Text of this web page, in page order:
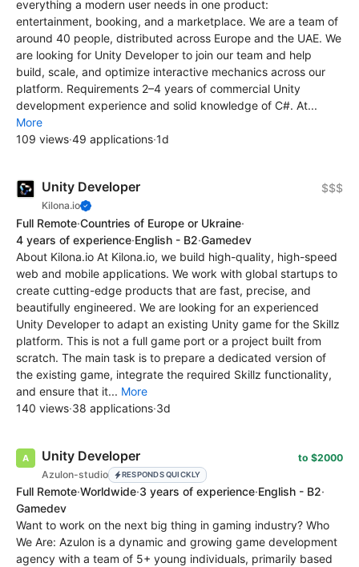
everything a modern user needs in one product:
entertainment, booking, and a marketplace. We are a team of
around 40 people, distributed across Europe and the UAE. We
are looking for Unity Developer to join our team and help
build, scale, and optimize interactive mechanics across our
platform. Requirements 2–4 years of commercial Unity
development experience and solid knowledge of C#. At...
More
109 views·49 applications·1d
Unity Developer
Kilona.io
$$$
Full Remote·Countries of Europe or Ukraine·
4 years of experience·English - B2·Gamedev
About Kilona.io At Kilona.io, we build high-quality, high-speed
web and mobile applications. We work with global startups to
create cutting-edge products that are fast, precise, and
beautifully engineered. We are looking for an experienced
Unity Developer to adapt an existing Unity game for the Skillz
platform. This is not a full game port or a project built from
scratch. The main task is to prepare a dedicated version of
the existing game, integrate the required Skillz functionality,
and ensure that it... More
140 views·38 applications·3d
Unity Developer
Azulon-studio RESPONDS QUICKLY
to $2000
Full Remote·Worldwide·3 years of experience·English - B2·
Gamedev
Want to work on the next big thing in gaming industry? Who
We Are: Azulon is a dynamic and growing game development
agency with a team of 5+ young individuals, primarily based